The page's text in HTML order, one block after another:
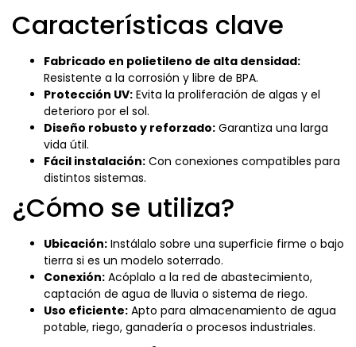
Características clave
Fabricado en polietileno de alta densidad:
Resistente a la corrosión y libre de BPA.
Protección UV: Evita la proliferación de algas y el
deterioro por el sol.
Diseño robusto y reforzado: Garantiza una larga
vida útil.
Fácil instalación: Con conexiones compatibles para
distintos sistemas.
¿Cómo se utiliza?
Ubicación: Instálalo sobre una superficie firme o bajo
tierra si es un modelo soterrado.
Conexión: Acóplalo a la red de abastecimiento,
captación de agua de lluvia o sistema de riego.
Uso eficiente: Apto para almacenamiento de agua
potable, riego, ganadería o procesos industriales.